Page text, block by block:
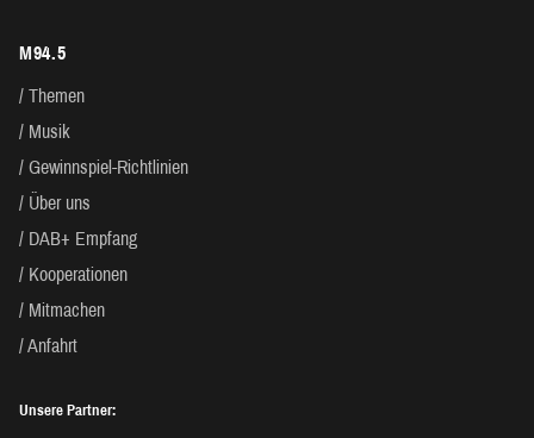
M94.5
Themen
Musik
Gewinnspiel-Richtlinien
Über uns
DAB+ Empfang
Kooperationen
Mitmachen
Anfahrt
Unsere Partner: